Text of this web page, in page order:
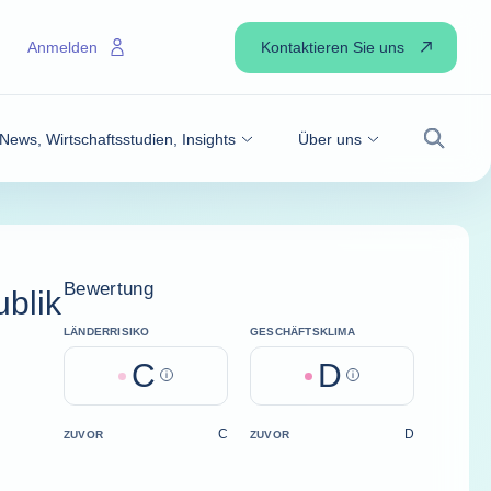
News, Wirtschaftsstudien, Insights Über uns
Suche
Anmelden Kontaktieren Sie uns
Bewertung
LÄNDERRISIKO
C Help
GESCHÄFTSKLIMA
D Help
ZUVOR C ZUVOR D